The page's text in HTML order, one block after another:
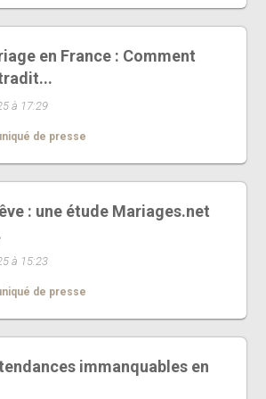
en France : Comment
à 17:29
de presse
: une étude Mariages.net
à 15:23
de presse
immanquables en